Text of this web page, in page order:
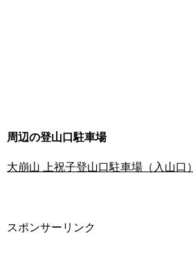
周辺の登山口駐車場
大崩山 上祝子登山口駐車場（入山口）
スポンサーリンク